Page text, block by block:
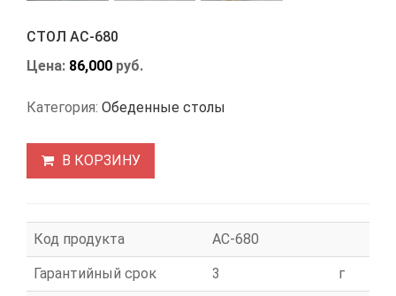
СТОЛ АС-680
Цена: 86,000 руб.
Категория: Обеденные столы
В КОРЗИНУ
Код продукта АС-680
Гарантийный срок 3 г